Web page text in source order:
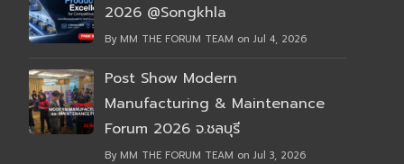
2026 @Songkhla
By MM THE FORUM TEAM on Jul 4, 2026
Post Show Modern
Manufacturing & Maintenance
Forum 2026 จ.ชลบุรี
By MM THE FORUM TEAM on Jul 3, 2026